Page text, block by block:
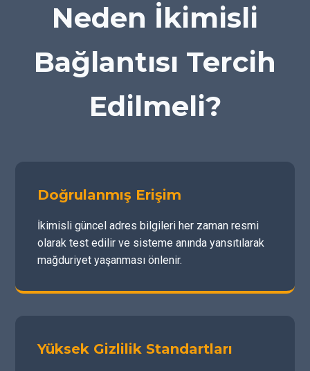
Neden İkimisli
Bağlantısı Tercih
Edilmeli?
Doğrulanmış Erişim
İkimisli güncel adres bilgileri her zaman resmi
olarak test edilir ve sisteme anında yansıtılarak
mağduriyet yaşanması önlenir.
Yüksek Gizlilik Standartları